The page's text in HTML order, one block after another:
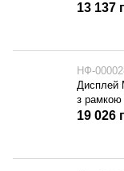
13 137
НФ-
Дисплей
з рамкою
19 026